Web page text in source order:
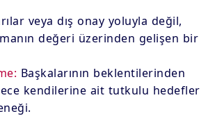
veya dış onay yoluyla değil,
değeri üzerinden gelişen bir
Başkalarının beklentilerinden
kendilerine ait tutkulu hedefler